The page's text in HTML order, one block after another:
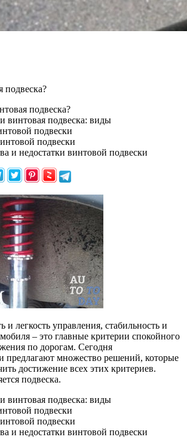
подвеска?
подвеска?
винтовая подвеска: виды
подвески
подвески
и недостатки винтовой подвески
и легкость управления, стабильность и
– это главные критерии спокойного
по дорогам. Сегодня
предлагают множество решений, которые
достижение всех этих критериев.
подвеска.
винтовая подвеска: виды
подвески
подвески
и недостатки винтовой подвески